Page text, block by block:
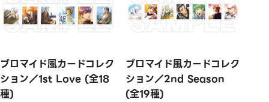
ブロマイド風カードコレク
ション／1st Love (全18
種)
ブロマイド風カードコレク
ション／2nd Season
(全19種)